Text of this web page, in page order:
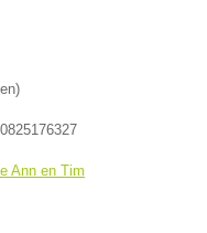
)
Ann en Tim